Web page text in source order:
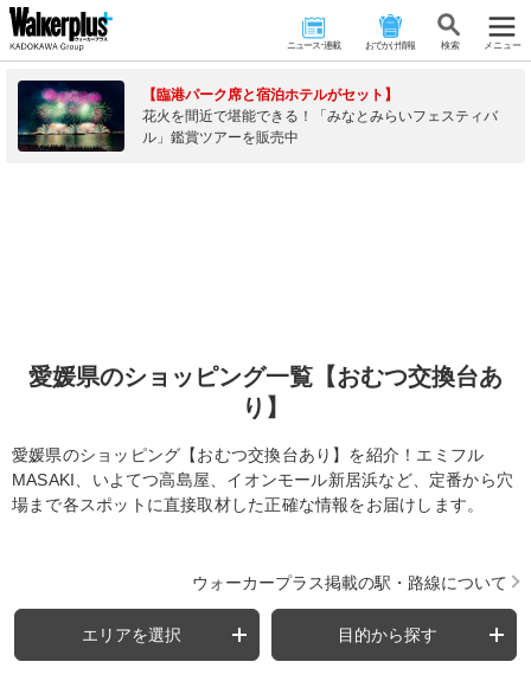
ニュース･連載 おでかけ情報 検 索 メニュー
【臨港パーク席と宿泊ホテルがセット】
花火を間近で堪能できる！「みなとみらいフェスティバ
ル」鑑賞ツアーを販売中
愛媛県のショッピング一覧【おむつ交換台あ
り】
愛媛県のショッピング【おむつ交換台あり】を紹介！エミフル
MASAKI、いよてつ高島屋、イオンモール新居浜など、定番から穴
場まで各スポットに直接取材した正確な情報をお届けします。
ウォーカープラス掲載の駅・路線について
エリアを選択 目的から探す